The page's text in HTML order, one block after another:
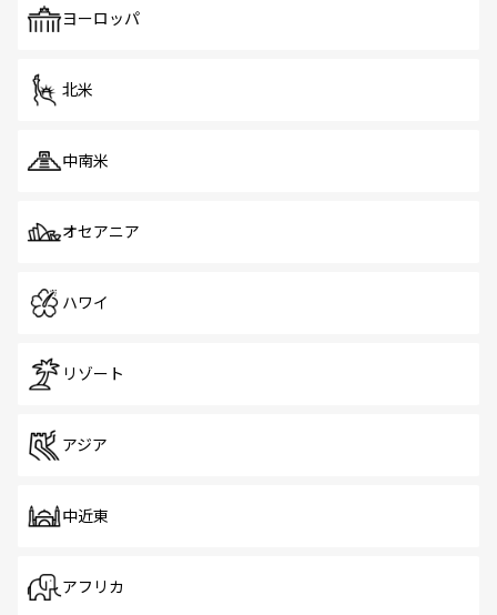
で、ホーカーズは地元の風情を楽しめる外せないスポット
ヨーロッパ
北米
中南米
オセアニア
ハワイ
リゾート
アジア
中近東
アフリカ